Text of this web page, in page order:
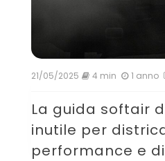
21/05/2025 4 min 1 anno
La guida softair
inutile per
performance e